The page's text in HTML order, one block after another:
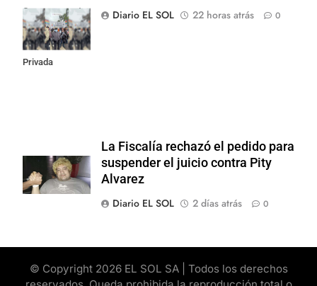
Congreso contra
la Ley de
Propiedad
Privada
Diario EL SOL
22 horas atrás 0
La Fiscalía rechazó el pedido para
suspender el juicio contra Pity
Alvarez
Diario EL SOL
2 días atrás 0
© Copyright 2026 EL SOL SA | Todos los derechos